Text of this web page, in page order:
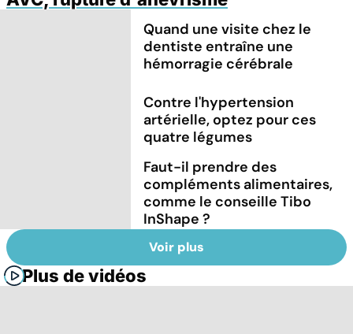
Quand une visite chez le
dentiste entraîne une
hémorragie cérébrale
Contre l'hypertension
artérielle, optez pour ces
quatre légumes
Faut-il prendre des
compléments alimentaires,
comme le conseille Tibo
InShape ?
Voir plus
Plus de vidéos